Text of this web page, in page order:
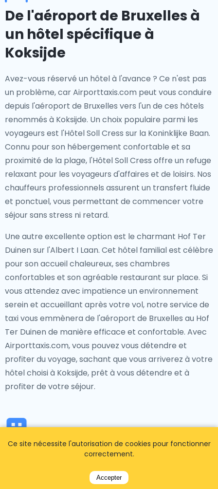
De l'aéroport de Bruxelles à
un hôtel spécifique à
Koksijde
Avez-vous réservé un hôtel à l'avance ? Ce n'est pas
un problème, car Airporttaxis.com peut vous conduire
depuis l'aéroport de Bruxelles vers l'un de ces hôtels
renommés à Koksijde. Un choix populaire parmi les
voyageurs est l'Hôtel Soll Cress sur la Koninklijke Baan.
Connu pour son hébergement confortable et sa
proximité de la plage, l'Hôtel Soll Cress offre un refuge
relaxant pour les voyageurs d'affaires et de loisirs. Nos
chauffeurs professionnels assurent un transfert fluide
et ponctuel, vous permettant de commencer votre
séjour sans stress ni retard.
Une autre excellente option est le charmant Hof Ter
Duinen sur l'Albert I Laan. Cet hôtel familial est célèbre
pour son accueil chaleureux, ses chambres
confortables et son agréable restaurant sur place. Si
vous attendez avec impatience un environnement
serein et accueillant après votre vol, notre service de
taxi vous emmènera de l'aéroport de Bruxelles au Hof
Ter Duinen de manière efficace et confortable. Avec
Airporttaxis.com, vous pouvez vous détendre et
profiter du voyage, sachant que vous arriverez à votre
hôtel choisi à Koksijde, prêt à vous détendre et à
profiter de votre séjour.
De l'aéroport de Bruxelles à
tous les lieux touristiques et
Ce site nécessite l'autorisation de cookies pour fonctionner
correctement.
Accepter